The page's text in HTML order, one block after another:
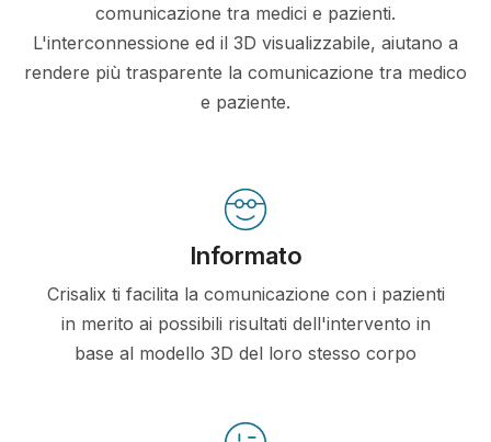
comunicazione tra medici e pazienti.
L'interconnessione ed il 3D visualizzabile, aiutano a
rendere più trasparente la comunicazione tra medico
e paziente.
Informato
Crisalix ti facilita la comunicazione con i pazienti
in merito ai possibili risultati dell'intervento in
base al modello 3D del loro stesso corpo